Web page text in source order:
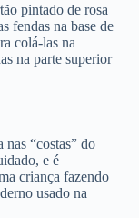
pintado de rosa
fendas na base de
colá-las na
na parte superior
nas “costas” do
e é
criança fazendo
usado na